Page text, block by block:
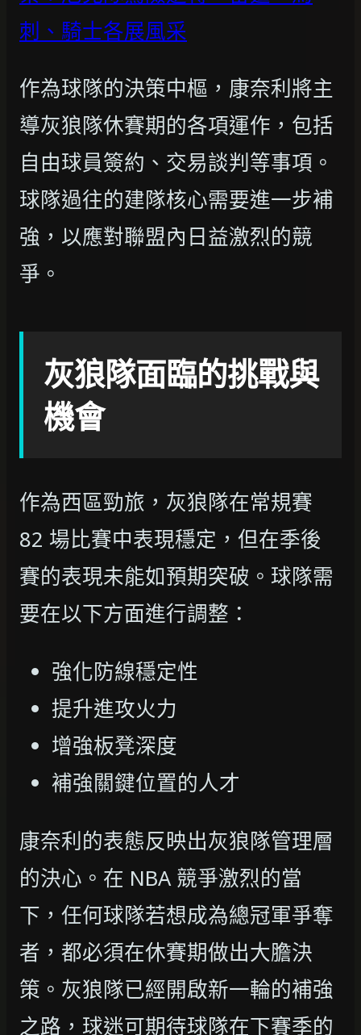
刺、騎士各展風采
作為球隊的決策中樞，康奈利將主
導灰狼隊休賽期的各項運作，包括
自由球員簽約、交易談判等事項。
球隊過往的建隊核心需要進一步補
強，以應對聯盟內日益激烈的競
爭。
灰狼隊面臨的挑戰與
機會
作為西區勁旅，灰狼隊在常規賽
82 場比賽中表現穩定，但在季後
賽的表現未能如預期突破。球隊需
要在以下方面進行調整：
強化防線穩定性
提升進攻火力
增強板凳深度
補強關鍵位置的人才
康奈利的表態反映出灰狼隊管理層
的決心。在 NBA 競爭激烈的當
下，任何球隊若想成為總冠軍爭奪
者，都必須在休賽期做出大膽決
策。灰狼隊已經開啟新一輪的補強
之路，球迷可期待球隊在下賽季的